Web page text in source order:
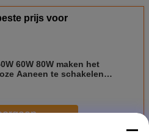
prijs voor
60W 80W maken het
Aaneen te schakelen